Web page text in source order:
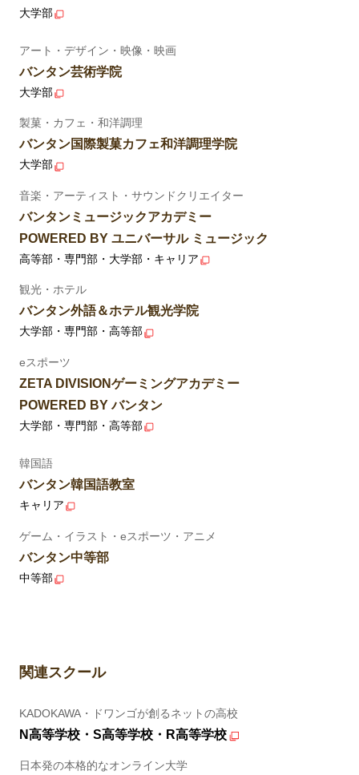
大学部
アート・デザイン・映像・映画
バンタン芸術学院
大学部
製菓・カフェ・和洋調理
バンタン国際製菓カフェ和洋調理学院
大学部
音楽・アーティスト・サウンドクリエイター
バンタンミュージックアカデミー
POWERED BY ユニバーサル ミュージック
高等部・専門部・大学部・キャリア
観光・ホテル
バンタン外語＆ホテル観光学院
大学部・専門部・高等部
eスポーツ
ZETA DIVISIONゲーミングアカデミー
POWERED BY バンタン
大学部・専門部・高等部
韓国語
バンタン韓国語教室
キャリア
ゲーム・イラスト・eスポーツ・アニメ
バンタン中等部
中等部
関連スクール
KADOKAWA・ドワンゴが創るネットの高校
N高等学校・S高等学校・R高等学校
日本発の本格的なオンライン大学